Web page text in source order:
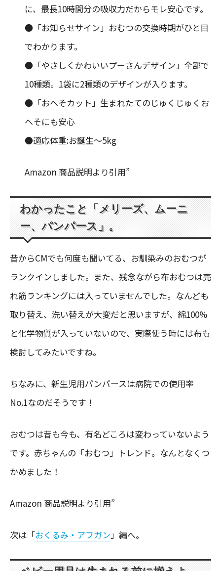
に、最長10時間分の吸収力だからモレ安心です。
●「お知らせサイン」おむつの交換時期がひと目
でわかります。
●「やさしくかわいいプーさんデザイン」全部で
10種類。1袋に2種類のデザインが入ります。
●「おへそカット」生まれたてのじゅくじゅくお
へそにも安心
●適応体重:お誕生〜5kg
Amazon 商品説明より引用”
わかったこと「メリーズ、ムーニ
ー、パンパース」。
昔からCMでも何度も聞いてる、お馴染みのおむつが
ランクインしました。また、残念ながら布おむつは売
れ筋ランキングには入っていませんでした。なんども
取り替え、洗い替えが大変だと思いますが、綿100%
と化学物質が入っていないので、実際使う時には布も
検討してみたいですね。
ちなみに、新生児用パンパースは病院での使用率
No.1なのだそうです！
おむつは昔も今も、有名どころは変わっていないよう
です。赤ちゃんの「おむつ」トレンド。なんとなくつ
かめました！
Amazon 商品説明より引用”
次は「おくるみ・アフガン 」編へ。